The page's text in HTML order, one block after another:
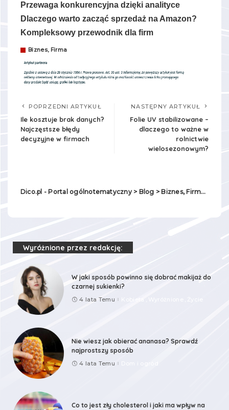
Przewaga konkurencyjna dzięki analityce
Dlaczego warto zacząć sprzedaż na Amazon?
Kompleksowy przewodnik dla firm
Biznes, Firma
POPRZEDNI ARTYKUŁ
Ile kosztuje brak danych?
Najczęstsze błędy
decyzyjne w firmach
NASTĘPNY ARTYKUŁ
Folie UV stabilizowane –
dlaczego to ważne w
rolnictwie
wielosezonowym?
Dico.pl - Portal ogólnotematyczny> Blog >Biznes, Firma >
Wyróżnione przez redakcję:
W jaki sposób powinno się dobrać makijaż do
czarnej sukienki?
4 lata Temu
Nie wiesz jak obierać ananasa? Sprawdź
najprostszy sposób
4 lata Temu
Co to jest zły cholesterol i jaki ma wpływ na